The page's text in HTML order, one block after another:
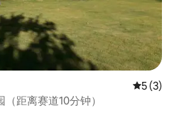
平均评分
5 (3)
距离赛道10分钟）